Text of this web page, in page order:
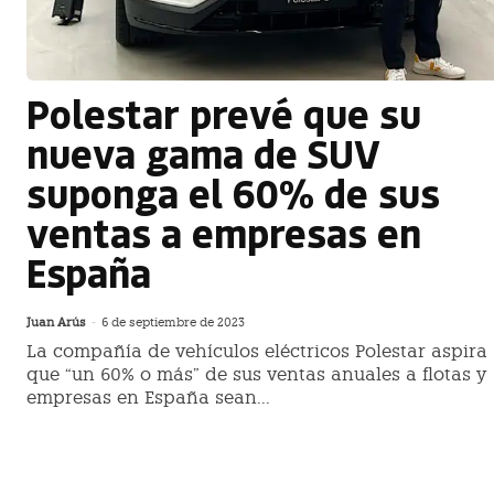
Polestar prevé que su
nueva gama de SUV
suponga el 60% de sus
ventas a empresas en
España
Juan Arús - 6 de septiembre de 2023
La compañía de vehículos eléctricos Polestar aspira
que “un 60% o más” de sus ventas anuales a flotas y
empresas en España sean...